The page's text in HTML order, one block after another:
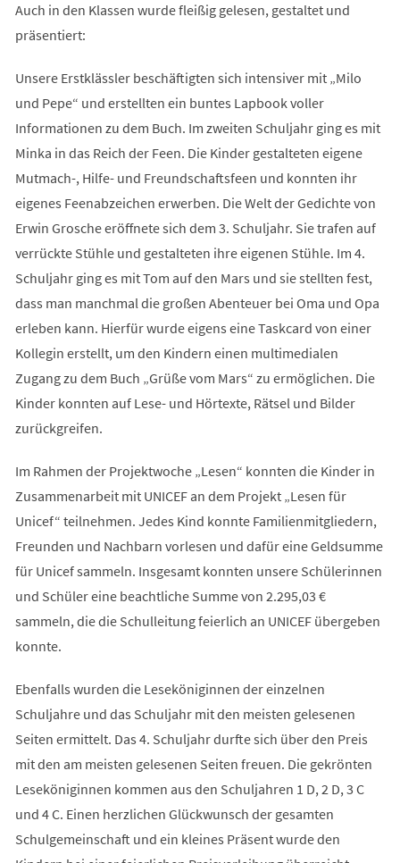
Auch in den Klassen wurde fleißig gelesen, gestaltet und
präsentiert:
Unsere Erstklässler beschäftigten sich intensiver mit „Milo
und Pepe“ und erstellten ein buntes Lapbook voller
Informationen zu dem Buch. Im zweiten Schuljahr ging es mit
Minka in das Reich der Feen. Die Kinder gestalteten eigene
Mutmach-, Hilfe- und Freundschaftsfeen und konnten ihr
eigenes Feenabzeichen erwerben. Die Welt der Gedichte von
Erwin Grosche eröffnete sich dem 3. Schuljahr. Sie trafen auf
verrückte Stühle und gestalteten ihre eigenen Stühle. Im 4.
Schuljahr ging es mit Tom auf den Mars und sie stellten fest,
dass man manchmal die großen Abenteuer bei Oma und Opa
erleben kann. Hierfür wurde eigens eine Taskcard von einer
Kollegin erstellt, um den Kindern einen multimedialen
Zugang zu dem Buch „Grüße vom Mars“ zu ermöglichen. Die
Kinder konnten auf Lese- und Hörtexte, Rätsel und Bilder
zurückgreifen.
Im Rahmen der Projektwoche „Lesen“ konnten die Kinder in
Zusammenarbeit mit UNICEF an dem Projekt „Lesen für
Unicef“ teilnehmen. Jedes Kind konnte Familienmitgliedern,
Freunden und Nachbarn vorlesen und dafür eine Geldsumme
für Unicef sammeln. Insgesamt konnten unsere Schülerinnen
und Schüler eine beachtliche Summe von 2.295,03 €
sammeln, die die Schulleitung feierlich an UNICEF übergeben
konnte.
Ebenfalls wurden die Leseköniginnen der einzelnen
Schuljahre und das Schuljahr mit den meisten gelesenen
Seiten ermittelt. Das 4. Schuljahr durfte sich über den Preis
mit den am meisten gelesenen Seiten freuen. Die gekrönten
Leseköniginnen kommen aus den Schuljahren 1 D, 2 D, 3 C
und 4 C. Einen herzlichen Glückwunsch der gesamten
Schulgemeinschaft und ein kleines Präsent wurde den